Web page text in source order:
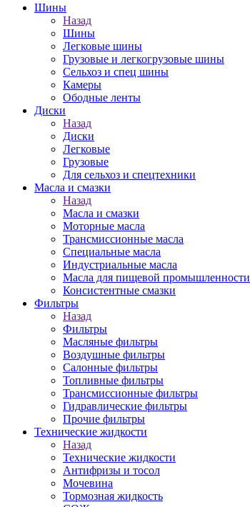
Шины
Назад
Шины
Легковые шины
Грузовые и легкогрузовые шины
Сельхоз и спец шины
Камеры
Ободные ленты
Диски
Назад
Диски
Легковые
Грузовые
Для сельхоз и спецтехники
Масла и смазки
Назад
Масла и смазки
Моторные масла
Трансмиссионные масла
Специальные масла
Индустриальные масла
Масла для пищевой промышленности
Консистентные смазки
Фильтры
Назад
Фильтры
Масляные фильтры
Воздушные фильтры
Салонные фильтры
Топливные фильтры
Трансмиссионные фильтры
Гидравлические фильтры
Прочие фильтры
Технические жидкости
Назад
Технические жидкости
Антифризы и тосол
Мочевина
Тормозная жидкость